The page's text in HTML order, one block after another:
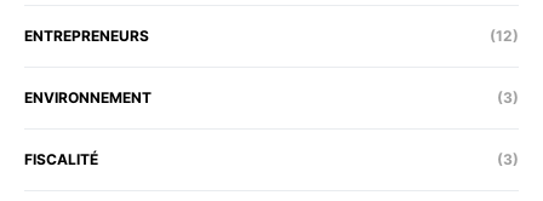
ENTREPRENEURS (12)
ENVIRONNEMENT (3)
FISCALITÉ (3)